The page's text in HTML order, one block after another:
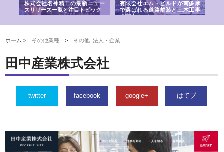
株式会社名神精工の最新ニュー
スリリース一覧と注目トピック
有限会社エム・ビルドが南多摩
で選ばれる道路舗装と土木工事
の実力
ホーム > その他業種 > その他_法人・企業
田中産業株式会社
twitter facebook google+ はてブ